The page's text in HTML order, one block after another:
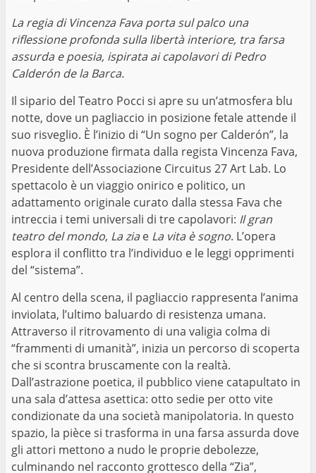
La regia di Vincenza Fava porta sul palco una
riflessione profonda sulla libertà interiore, tra farsa
assurda e poesia, ispirata ai capolavori di Pedro
Calderón de la Barca.
Il sipario del Teatro Pocci si apre su un’atmosfera blu
notte, dove un pagliaccio in posizione fetale attende il
suo risveglio. È l’inizio di “Un sogno per Calderón”, la
nuova produzione firmata dalla regista Vincenza Fava,
Presidente dell’Associazione Circuitus 27 Art Lab. Lo
spettacolo è un viaggio onirico e politico, un
adattamento originale curato dalla stessa Fava che
intreccia i temi universali di tre capolavori: Il gran
teatro del mondo, La ziae La vita è sogno. L’opera
esplora il conflitto tra l’individuo e le leggi opprimenti
del “sistema”.
Al centro della scena, il pagliaccio rappresenta l’anima
inviolata, l’ultimo baluardo di resistenza umana.
Attraverso il ritrovamento di una valigia colma di
“frammenti di umanità”, inizia un percorso di scoperta
che si scontra bruscamente con la realtà.
Dall’astrazione poetica, il pubblico viene catapultato in
una sala d’attesa asettica: otto sedie per otto vite
condizionate da una società manipolatoria. In questo
spazio, la pièce si trasforma in una farsa assurda dove
gli attori mettono a nudo le proprie debolezze,
culminando nel racconto grottesco della “Zia”,